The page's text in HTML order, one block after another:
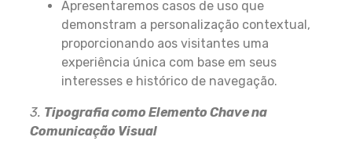
Apresentaremos casos de uso que
demonstram a personalização contextual,
proporcionando aos visitantes uma
experiência única com base em seus
interesses e histórico de navegação.
3. Tipografia como Elemento Chave na
Comunicação Visual